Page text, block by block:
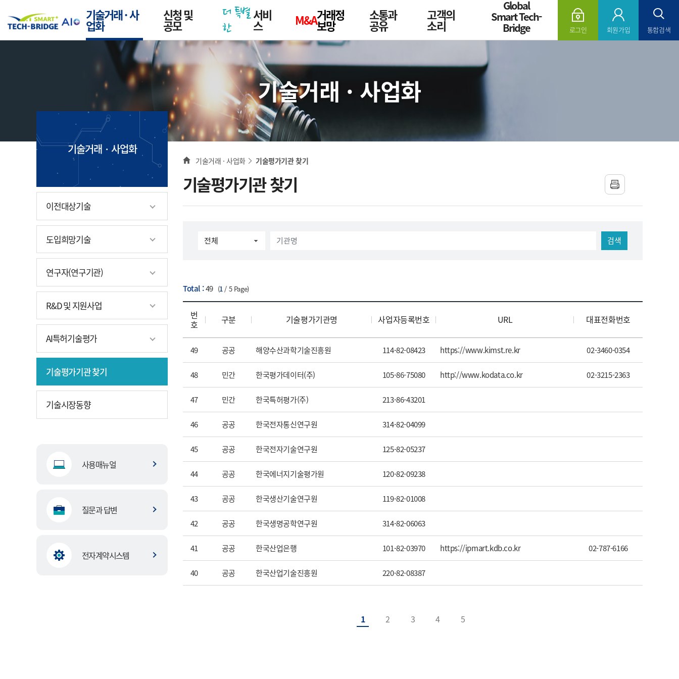
스마트 테크브릿지
기술거래 · 사
업화
신청 및
공모
더 특별
한
서비
스 M&A거래정
보망
소통과
공유
고객의
소리
Global
Smart Tech-
Bridge 로그인 회원가입 통합검색
기술거래 · 사업화
사이드 메뉴
기술거래 · 사업화
이전대상기술
도입희망기술
연구자(연구기관)
R&D 및 지원사업
AI특허기술평가
기술평가기관 찾기
기술시장동향
사용매뉴얼
질문과 답변
전자계약시스템
경로 네비게이션
Home기술거래 · 사업화 기술평가기관 찾기
기술평가기관 찾기
구분 기술평가기관명 검색
Total :49 (1/ 5Page)
기술평가기관 목록
번
호 구분 기술평가기관명 사업자등록번호 URL 대표전화번호
49 공공 해양수산과학기술진흥원 114-82-08423 https://www.kimst.re.kr 02-3460-0354
48 민간 한국평가데이터(주) 105-86-75080 http://www.kodata.co.kr 02-3215-2363
47 민간 한국특허평가(주) 213-86-43201
46 공공 한국전자통신연구원 314-82-04099
45 공공 한국전자기술연구원 125-82-05237
44 공공 한국에너지기술평가원 120-82-09238
43 공공 한국생산기술연구원 119-82-01008
42 공공 한국생명공학연구원 314-82-06063
41 공공 한국산업은행 101-82-03970 https://ipmart.kdb.co.kr 02-787-6166
40 공공 한국산업기술진흥원 220-82-08387
1 2 3 4 5